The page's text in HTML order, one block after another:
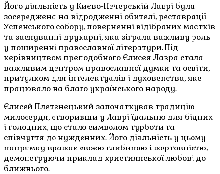
Його діяльність у Києво-Печерській Лаврі була
зосереджена на відродженні обителі, реставрації
Успенського собору, поверненні відібраних маєтків
та заснуванні друкарні, яка зіграла важливу роль
у поширенні православної літератури. Під
керівництвом преподобного Єлисея Лавра стала
важливим центром православної думки та освіти,
притулком для інтелектуалів і духовенства, яке
працювало на благо українського народу.
Єлисей Плетенецький започаткував традицію
милосердя, створивши у Лаврі їдальню для бідних
і голодних, що стало символом турботи та
співчуття до нужденних. Його діяльність у цьому
напрямку вражає своєю глибиною і жертовністю,
демонструючи приклад християнської любові до
ближнього.